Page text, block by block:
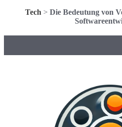
Tech > Die Bedeutung von